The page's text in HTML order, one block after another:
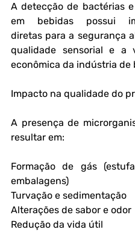
A detecção de bactérias
em bebidas possui
diretas para a segurança
qualidade sensorial e a
econômica da indústria de
Impacto na qualidade do
A presença de
resultar em:
Formação de gás
embalagens)
Turvação e sedimentação
Alterações de sabor e odor
Redução da vida útil